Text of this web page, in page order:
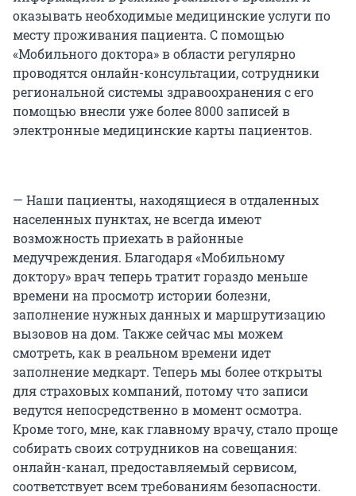
оказывать необходимые медицинские услуги по
месту проживания пациента. С помощью
«Мобильного доктора» в области регулярно
проводятся онлайн-консультации, сотрудники
региональной системы здравоохранения с его
помощью внесли уже более 8000 записей в
электронные медицинские карты пациентов.
— Наши пациенты, находящиеся в отдаленных
населенных пунктах, не всегда имеют
возможность приехать в районные
медучреждения. Благодаря «Мобильному
доктору» врач теперь тратит гораздо меньше
времени на просмотр истории болезни,
заполнение нужных данных и маршрутизацию
вызовов на дом. Также сейчас мы можем
смотреть, как в реальном времени идет
заполнение медкарт. Теперь мы более открыты
для страховых компаний, потому что записи
ведутся непосредственно в момент осмотра.
Кроме того, мне, как главному врачу, стало проще
собирать своих сотрудников на совещания:
онлайн-канал, предоставляемый сервисом,
соответствует всем требованиям безопасности.